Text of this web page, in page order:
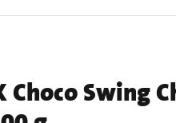
Swing